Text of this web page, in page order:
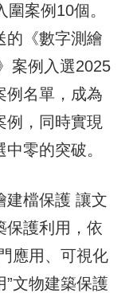
案例10個。
的《數字測繪
案例入選2025
例名單，成為
例，同時實現
零的突破。
建檔保護 讓文
保護利用，依
應用、可視化
文物建築保護